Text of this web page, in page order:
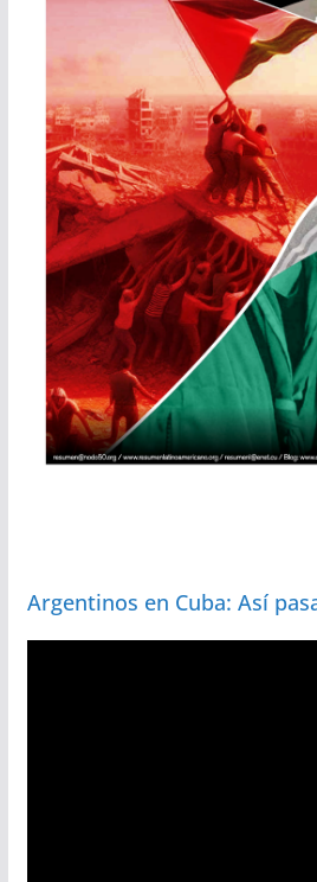
Argentinos en Cuba: Así